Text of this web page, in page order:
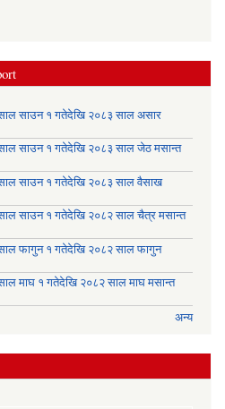
साउन १ गतेदेखि २०८३ साल असार
साउन १ गतेदेखि २०८३ साल जेठ मसान्त
साउन १ गतेदेखि २०८३ साल वैसाख
साउन १ गतेदेखि २०८२ साल चैत्र मसान्त
फागुन १ गतेदेखि २०८२ साल फागुन
माघ १ गतेदेखि २०८२ साल माघ मसान्त
अन्य